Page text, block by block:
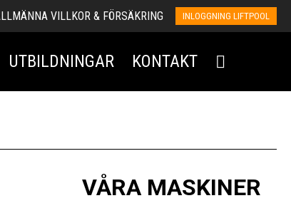
VILLKOR & FÖRSÄKRING INLOGGNING LIFTPOOL
UTBILDNINGAR KONTAKT
VÅRA MASKINER